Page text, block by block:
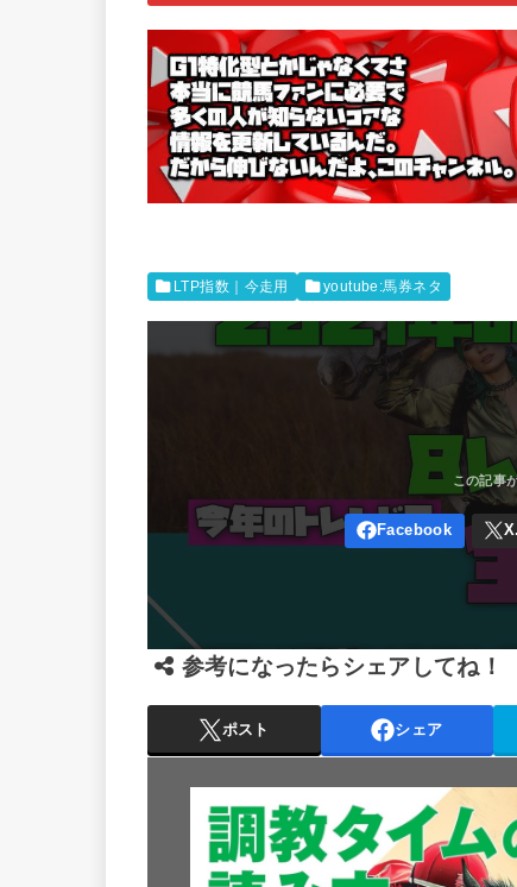
LTP指数｜今走用 youtube:馬券ネタ
参考になったらシェアしてね！
ポスト シェア